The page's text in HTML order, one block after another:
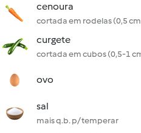
cenoura
cortada em rodelas (0,5
curgete
cortada em cubos (0,5-1
ovo
sal
mais q.b. p/ temperar